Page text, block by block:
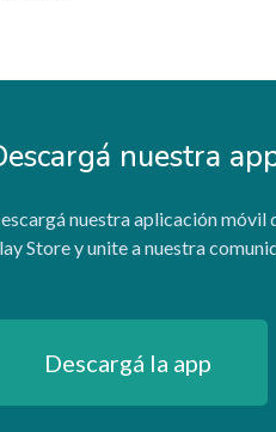
nuestra
nuestra aplicación móvil
Store y unite a nuestra
Descargá la app